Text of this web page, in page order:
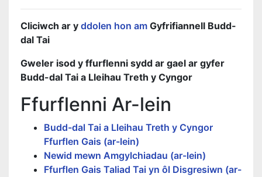
Cliciwch ar y ddolen hon am Gyfrifiannell Budd-
dal Tai
Gweler isod y ffurflenni sydd ar gael ar gyfer
Budd-dal Tai a Lleihau Treth y Cyngor
Ffurflenni Ar-lein
Budd-dal Tai a Lleihau Treth y Cyngor
Ffurflen Gais (ar-lein)
Newid mewn Amgylchiadau (ar-lein)
Ffurflen Gais Taliad Tai yn ôl Disgresiwn (ar-